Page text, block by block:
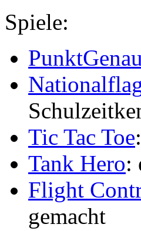
Spiele:
PunktGenau
Tic Tac Toe
Tank Hero:
Flight
gemacht